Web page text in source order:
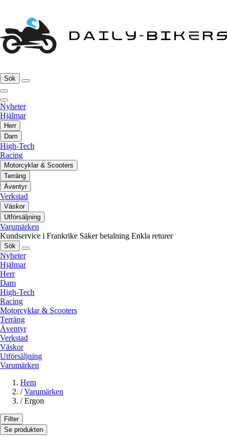
Sök
Nyheter
Hjälmar
Herr
Dam
High-Tech
Racing
Motorcyklar & Scooters
Terräng
Äventyr
Verkstad
Väskor
Utförsäljning
Varumärken
Kundservice i Frankrike Säker betalning Enkla returer
Sök
Nyheter
Hjälmar
Herr
Dam
High-Tech
Racing
Motorcyklar & Scooters
Terräng
Äventyr
Verkstad
Väskor
Utförsäljning
Varumärken
Hem
/ Varumärken
/ Ergon
Filter
Se produkten